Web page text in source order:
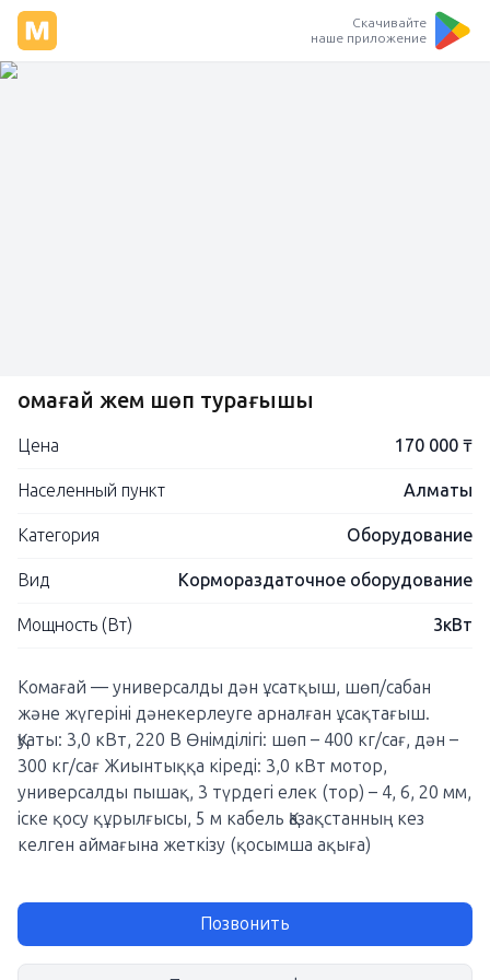
Скачивайте
наше приложение
Қомағай жем шөп турағышы
Цена 170 000 ₸
Населенный пункт Алматы
Категория Оборудование
Вид Кормораздаточное оборудование
Мощность (Вт) 3кВт
Комағай — универсалды дән ұсатқыш, шөп/сабан
және жүгеріні дәнекерлеуге арналған ұсақтағыш.
Қуаты: 3,0 кВт, 220 В Өнімділігі: шөп – 400 кг/сағ, дән –
300 кг/сағ Жиынтыққа кіреді: 3,0 кВт мотор,
универсалды пышақ, 3 түрдегі елек (тор) – 4, 6, 20 мм,
іске қосу құрылғысы, 5 м кабель Қазақстанның кез
келген аймағына жеткізу (қосымша ақыға)
Позвонить